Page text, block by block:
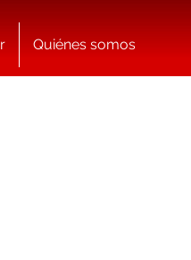
Quiénes somos